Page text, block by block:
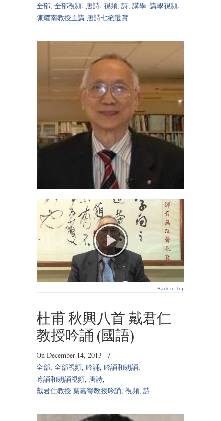
全部, 全部視頻, 唐詩, 視頻, 詩, 講學, 講學視頻,
陳耀南教授主講 唐詩七絕選賞
Back to Top
杜甫 秋興八首 戴君仁
教授吟誦 (國語)
On December 14, 2013
/
全部, 全部視頻, 吟誦, 吟誦和朗誦,
吟誦和朗誦視頻, 唐詩,
戴君仁教授 葉嘉瑩教授吟誦, 視頻, 詩